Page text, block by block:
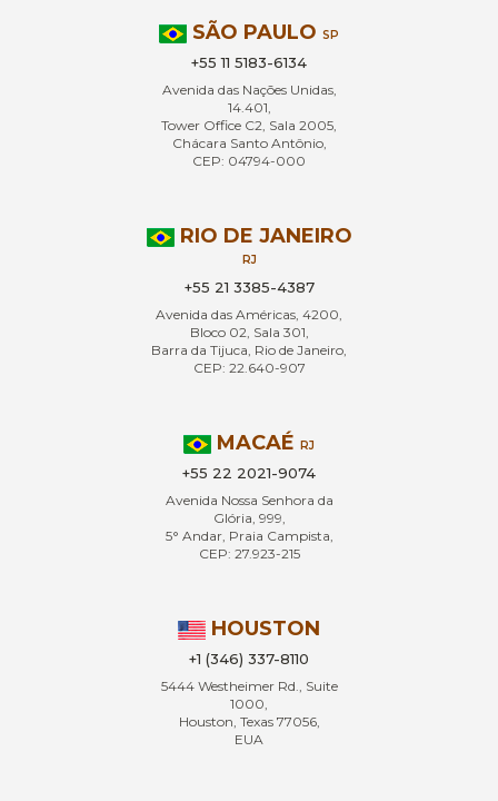
SÃO PAULO SP
+55 11 5183-6134
Avenida das Nações Unidas,
14.401,
Tower Office C2, Sala 2005,
Chácara Santo Antônio,
CEP: 04794-000
RIO DE JANEIRO
RJ
+55 21 3385-4387
Avenida das Américas, 4200,
Bloco 02, Sala 301,
Barra da Tijuca, Rio de Janeiro,
CEP: 22.640-907
MACAÉ RJ
+55 22 2021-9074
Avenida Nossa Senhora da
Glória, 999,
5° Andar, Praia Campista,
CEP: 27.923-215
HOUSTON
+1 (346) 337-8110
5444 Westheimer Rd., Suite
1000,
Houston, Texas 77056,
EUA